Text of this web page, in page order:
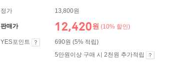
정가 13,800원
판매가 12,420원 (10% 할인)
YES포인트
690원 (5% 적립)
5만원이상 구매 시 2천원 추가적립